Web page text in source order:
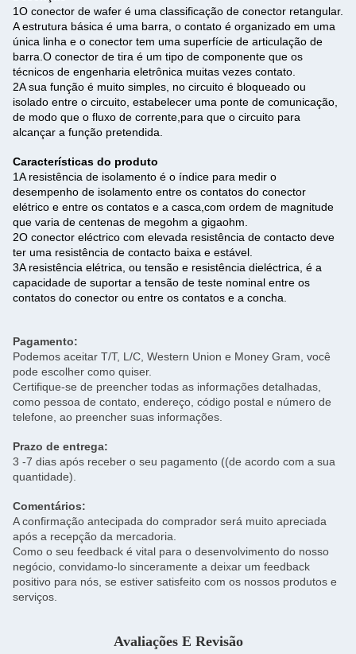
1O conector de wafer é uma classificação de conector retangular.
A estrutura básica é uma barra, o contato é organizado em uma
única linha e o conector tem uma superfície de articulação de
barra.O conector de tira é um tipo de componente que os
técnicos de engenharia eletrônica muitas vezes contato.
2A sua função é muito simples, no circuito é bloqueado ou
isolado entre o circuito, estabelecer uma ponte de comunicação,
de modo que o fluxo de corrente,para que o circuito para
alcançar a função pretendida.
Características do produto
1A resistência de isolamento é o índice para medir o
desempenho de isolamento entre os contatos do conector
elétrico e entre os contatos e a casca,com ordem de magnitude
que varia de centenas de megohm a gigaohm.
2O conector eléctrico com elevada resistência de contacto deve
ter uma resistência de contacto baixa e estável.
3A resistência elétrica, ou tensão e resistência dieléctrica, é a
capacidade de suportar a tensão de teste nominal entre os
contatos do conector ou entre os contatos e a concha.
Pagamento:
Podemos aceitar T/T, L/C, Western Union e Money Gram, você
pode escolher como quiser.
Certifique-se de preencher todas as informações detalhadas,
como pessoa de contato, endereço, código postal e número de
telefone, ao preencher suas informações.
Prazo de entrega:
3 -7 dias após receber o seu pagamento ((de acordo com a sua
quantidade).
Comentários:
A confirmação antecipada do comprador será muito apreciada
após a recepção da mercadoria.
Como o seu feedback é vital para o desenvolvimento do nosso
negócio, convidamo-lo sinceramente a deixar um feedback
positivo para nós, se estiver satisfeito com os nossos produtos e
serviços.
Avaliações E Revisão